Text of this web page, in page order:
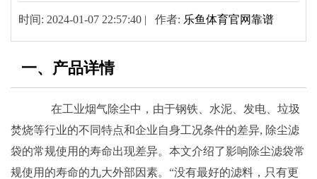
时间: 2024-01-07 22:57:40 | 作者: 乐鱼体育官网靠谱
一、产品详情
在工业烟气除尘中，由于钢铁、水泥、发电、垃圾
焚烧等行业的不同特点和企业自身工况条件的差异, 除尘滤
袋的常规使用的寿命出现差异。本文介绍了影响除尘滤袋常
规使用的寿命的九大外部因素。“没有最好的滤料，只有更